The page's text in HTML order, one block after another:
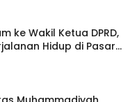
ke Wakil Ketua DPRD,
Hidup di Pasar